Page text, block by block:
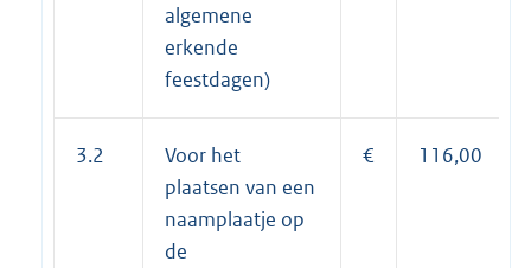
algemene
erkende
feestdagen)
3.2
Voor het
plaatsen van een
naamplaatje op
de
€ 116,00